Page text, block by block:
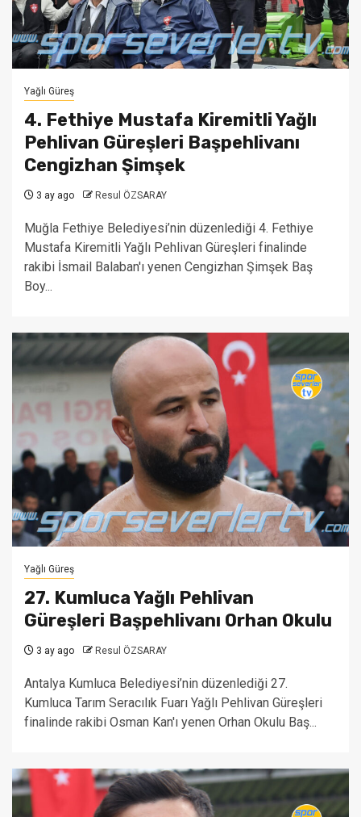
Yağlı Güreş
4. Fethiye Mustafa Kiremitli Yağlı
Pehlivan Güreşleri Başpehlivanı
Cengizhan Şimşek
3 ay ago Resul ÖZSARAY
Muğla Fethiye Belediyesi’nin düzenlediği 4. Fethiye
Mustafa Kiremitli Yağlı Pehlivan Güreşleri finalinde
rakibi İsmail Balaban'ı yenen Cengizhan Şimşek Baş
Boy...
Yağlı Güreş
27. Kumluca Yağlı Pehlivan
Güreşleri Başpehlivanı Orhan Okulu
3 ay ago Resul ÖZSARAY
Antalya Kumluca Belediyesi’nin düzenlediği 27.
Kumluca Tarım Seracılık Fuarı Yağlı Pehlivan Güreşleri
finalinde rakibi Osman Kan'ı yenen Orhan Okulu Baş...